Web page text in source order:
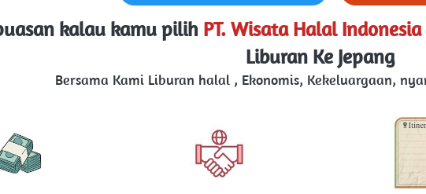
kalau kamu pilih PT. Wisata Halal Indonesia
Liburan Ke Jepang
Bersama Kami Liburan halal , Ekonomis, Kekeluargaan,